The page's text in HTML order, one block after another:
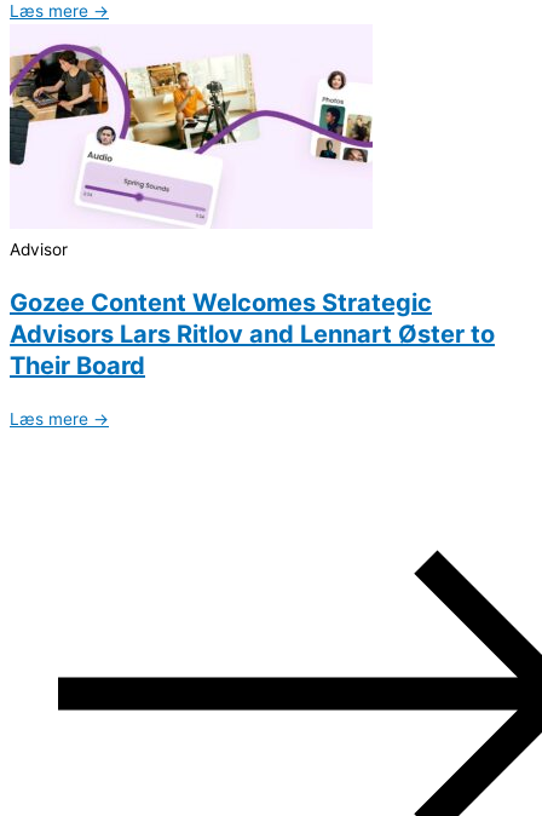
Læs mere →
Advisor
Gozee Content Welcomes Strategic
Advisors Lars Ritlov and Lennart Øster to
Their Board
Læs mere →